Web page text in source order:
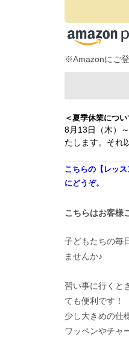
※Amazonにご
＜夏季休業につい
8月13日（木）
たします。それ
こちらの【レッ
にどうぞ。
こちらはお客様
子どもたちの毎
ませんか♪
習い事に行くと
ても便利です！
少し大きめの仕
ワッペンやチャ